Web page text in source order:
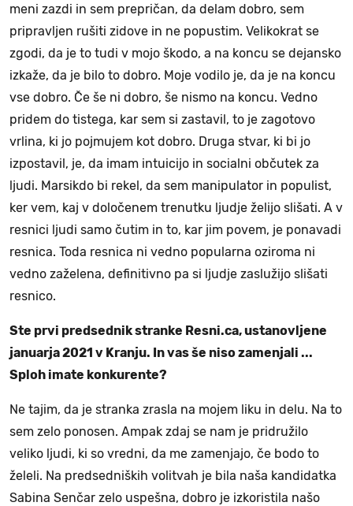
meni zazdi in sem prepričan, da delam dobro, sem
pripravljen rušiti zidove in ne popustim. Velikokrat se
zgodi, da je to tudi v mojo škodo, a na koncu se dejansko
izkaže, da je bilo to dobro. Moje vodilo je, da je na koncu
vse dobro. Če še ni dobro, še nismo na koncu. Vedno
pridem do tistega, kar sem si zastavil, to je zagotovo
vrlina, ki jo pojmujem kot dobro. Druga stvar, ki bi jo
izpostavil, je, da imam intuicijo in socialni občutek za
ljudi. Marsikdo bi rekel, da sem manipulator in populist,
ker vem, kaj v določenem trenutku ljudje želijo slišati. A v
resnici ljudi samo čutim in to, kar jim povem, je ponavadi
resnica. Toda resnica ni vedno popularna oziroma ni
vedno zaželena, definitivno pa si ljudje zaslužijo slišati
resnico.
Ste prvi predsednik stranke Resni.ca, ustanovljene
januarja 2021 v Kranju. In vas še niso zamenjali ...
Sploh imate konkurente?
Ne tajim, da je stranka zrasla na mojem liku in delu. Na to
sem zelo ponosen. Ampak zdaj se nam je pridružilo
veliko ljudi, ki so vredni, da me zamenjajo, če bodo to
želeli. Na predsedniških volitvah je bila naša kandidatka
Sabina Senčar zelo uspešna, dobro je izkoristila našo